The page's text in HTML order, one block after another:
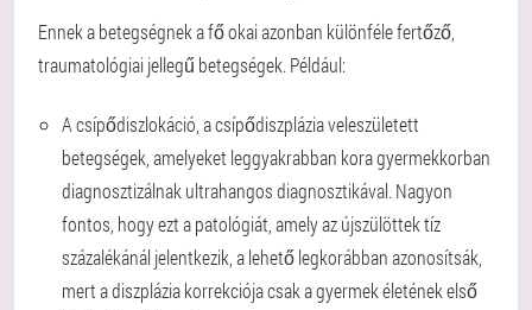
Ennek a betegségnek a fő okai azonban különféle fertőző,
traumatológiai jellegű betegségek. Például:
A csípődiszlokáció, a csípődiszplázia veleszületett
betegségek, amelyeket leggyakrabban kora gyermekkorban
diagnosztizálnak ultrahangos diagnosztikával. Nagyon
fontos, hogy ezt a patológiát, amely az újszülöttek tíz
százalékánál jelentkezik, a lehető legkorábban azonosítsák,
mert a diszplázia korrekciója csak a gyermek életének első